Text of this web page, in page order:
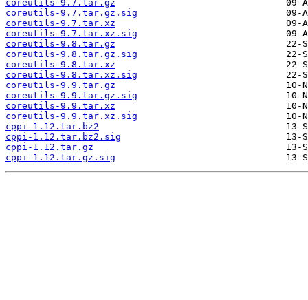
coreutils-9.7.tar.gz
coreutils-9.7.tar.gz.sig
coreutils-9.7.tar.xz
coreutils-9.7.tar.xz.sig
coreutils-9.8.tar.gz
coreutils-9.8.tar.gz.sig
coreutils-9.8.tar.xz
coreutils-9.8.tar.xz.sig
coreutils-9.9.tar.gz
coreutils-9.9.tar.gz.sig
coreutils-9.9.tar.xz
coreutils-9.9.tar.xz.sig
cppi-1.12.tar.bz2
cppi-1.12.tar.bz2.sig
cppi-1.12.tar.gz
cppi-1.12.tar.gz.sig